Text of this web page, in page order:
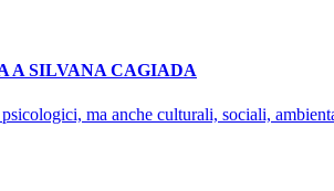
A SILVANA CAGIADA
ma anche culturali, sociali,